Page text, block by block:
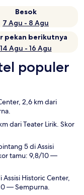
Besok
7 Agu - 8 Agu
pekan berikutnya
14 Agu - 16 Agu
populer
2,6 km dari
dari Teater Lirik. Skor
5 di Assisi
tamu: 9,8/10 —
Historic Center,
— Sempurna.